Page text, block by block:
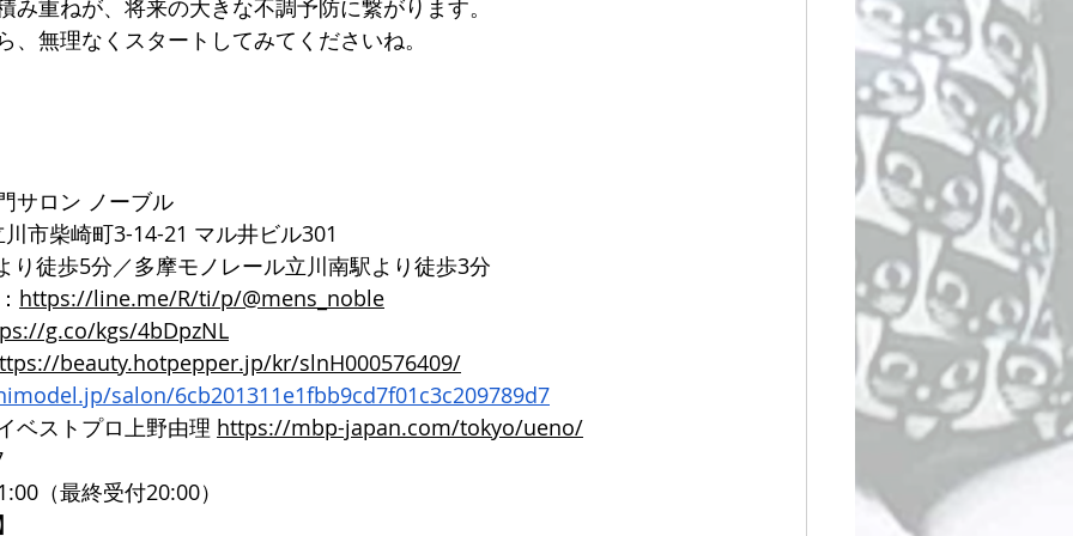
み重ねが、将来の大きな不調予防に繋がります。
、無理なくスタートしてみてくださいね。
サロン ノーブル
市柴崎町3-14-21 マル井ビル301
り徒歩5分／多摩モノレール立川南駅より徒歩3分
https://line.me/R/ti/p/@mens_noble
g.co/kgs/4bDpzNL
beauty.hotpepper.jp/kr/slnH000576409/
salon/6cb201311e1fbb9cd7f01c3c209789d7
ベストプロ上野由理 https://mbp-japan.com/tokyo/ueno/
（最終受付20:00）